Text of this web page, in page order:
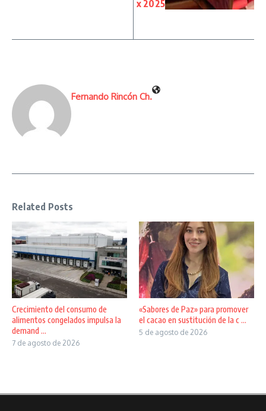
x 2025
Fernando Rincón Ch.
Related Posts
Crecimiento del consumo de
alimentos congelados impulsa la
demand ...
7 de agosto de 2026
«Sabores de Paz» para promover
el cacao en sustitución de la c ...
5 de agosto de 2026